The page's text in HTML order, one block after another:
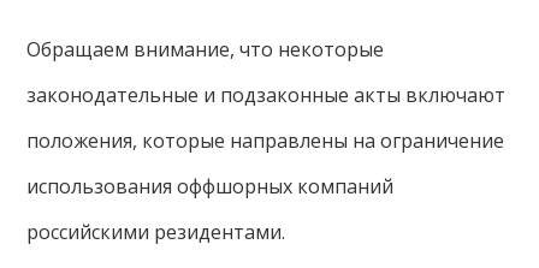
Обращаем внимание, что некоторые
законодательные и подзаконные акты включают
положения, которые направлены на ограничение
использования оффшорных компаний
российскими резидентами.